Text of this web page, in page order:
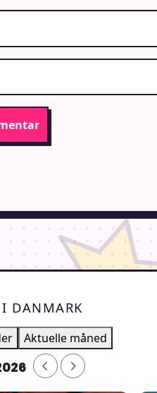
I DANMARK
Aktuelle måned